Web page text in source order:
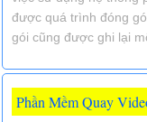
được quá trình đóng
gói cũng được ghi lại
Phần Mềm Quay